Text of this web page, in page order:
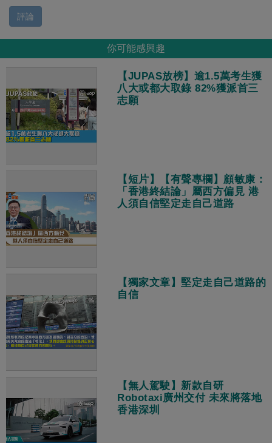
評論
你可能感興趣
【JUPAS放榜】逾1.5萬考生獲
八大或都大取錄 82%獲派首三
志願
【短片】【有聲專欄】顧敏康：
「香港終結論」屬西方偏見 港
人須自信堅定走自己道路
【獨家文章】堅定走自己道路的
自信
【無人駕駛】新款自研
Robotaxi廣州交付 未來將落地
香港深圳